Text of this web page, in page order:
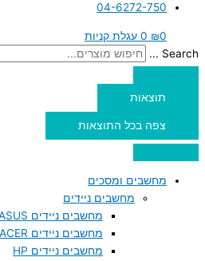
04-6272-750
₪0
0 עגלת קניות
Search ...
תוצאות
צפה בכל התוצאות
מחשבים ומסכים
מחשבים ניידים
מחשבים ניידים ASUS
מחשבים ניידים ACER
מחשבים ניידים HP